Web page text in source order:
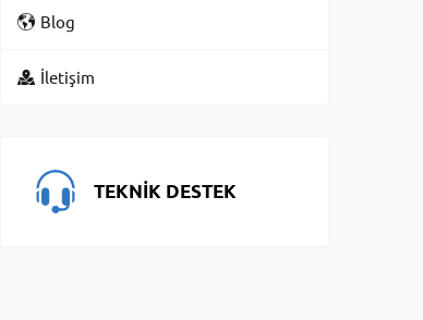
Blog
İletişim
TEKNİK DESTEK